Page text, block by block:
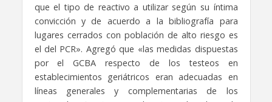
que el tipo de reactivo a utilizar según su íntima
convicción y de acuerdo a la bibliografía para
lugares cerrados con población de alto riesgo es
el del PCR». Agregó que «las medidas dispuestas
por el GCBA respecto de los testeos en
establecimientos geriátricos eran adecuadas en
líneas generales y complementarias de los